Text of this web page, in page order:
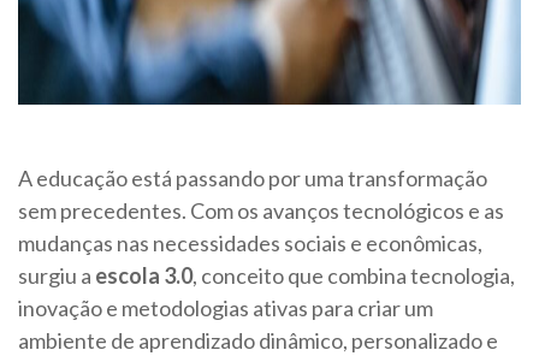
A educação está passando por uma transformação
sem precedentes. Com os avanços tecnológicos e as
mudanças nas necessidades sociais e econômicas,
surgiu a escola 3.0, conceito que combina tecnologia,
inovação e metodologias ativas para criar um
ambiente de aprendizado dinâmico, personalizado e